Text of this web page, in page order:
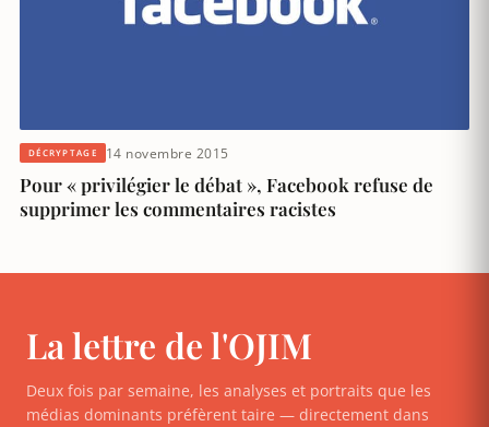
DÉCRYPTAGE 14 novembre 2015
Pour « privilégier le débat », Facebook refuse de
supprimer les commentaires racistes
La lettre de l'OJIM
Deux fois par semaine, les analyses et portraits que les
médias dominants préfèrent taire — directement dans